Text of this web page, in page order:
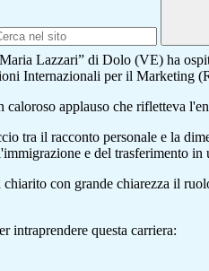
Lazzari” di Dolo (VE) ha
Internazionali per il Marketing
caloroso applauso che rifletteva
tra il racconto personale e la
e del trasferimento in
chiarito con grande chiarezza il
intraprendere questa carriera: